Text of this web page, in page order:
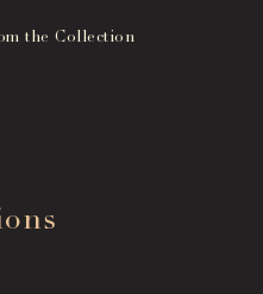
the Collection